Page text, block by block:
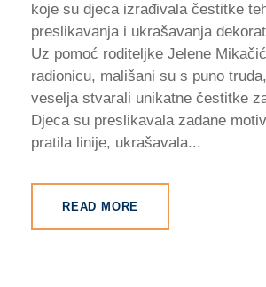
koje su djeca izrađivala čestitke
preslikavanja i ukrašavanja
Uz pomoć roditeljke Jelene
radionicu, mališani su s puno
veselja stvarali unikatne čestitke
Djeca su preslikavala zadane
pratila linije, ukrašavala...
READ MORE